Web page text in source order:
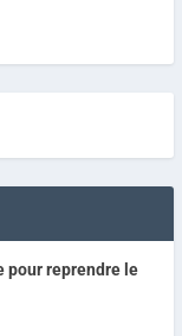
pour reprendre le